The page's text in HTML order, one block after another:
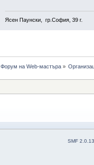
Ясен Паунски, гр.София, 39 г.
Форум на Web-мастъра»
SMF 2.0.13